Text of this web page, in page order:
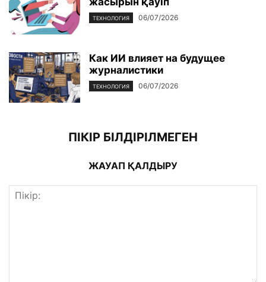
ТЕХНОЛОГИЯ 06/07/2026
Как ИИ влияет на будущее
журналистики
ТЕХНОЛОГИЯ 06/07/2026
ПІКІР БІЛДІРІЛМЕГЕН
ЖАУАП ҚАЛДЫРУ